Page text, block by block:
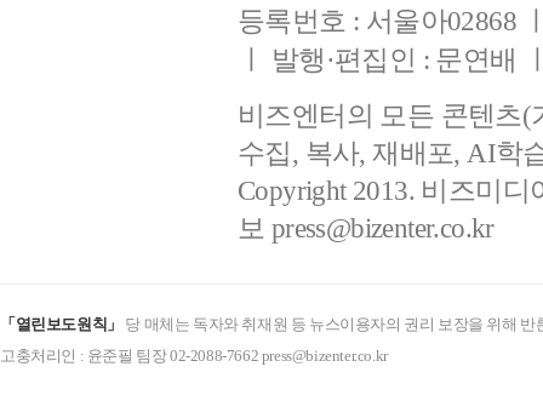
등록번호 : 서울아02868
ㅣ 발행·편집인 : 문연배
비즈엔터의 모든 콘텐츠
수집, 복사, 재배포, AI학
Copyright 2013. 비즈미
보 press@bizenter.co.kr
「열린보도원칙」
당 매체는 독자와 취재원 등 뉴스이용자의 권리 보장을 위해
고충처리인 : 윤준필 팀장 02-2088-7662 press@bizenter.co.kr